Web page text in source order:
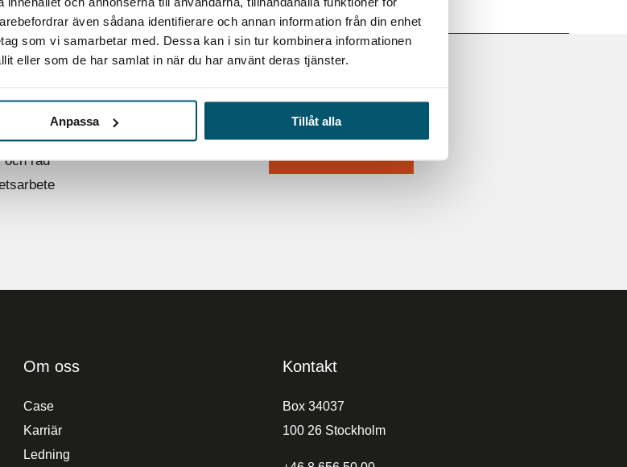
även sådana identifierare och annan information från din enhet
som vi samarbetar med. Dessa kan i sin tur kombinera informationen
eller som de har samlat in när du har använt deras tjänster.
Anpassa Tillåt alla
och råd
Om oss
Case
Karriär
Ledning
Kontakt
Box 34037
100 26 Stockholm